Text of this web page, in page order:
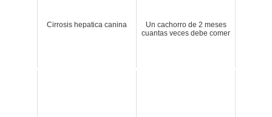
Cirrosis hepatica canina
Un cachorro de 2 meses
cuantas veces debe comer